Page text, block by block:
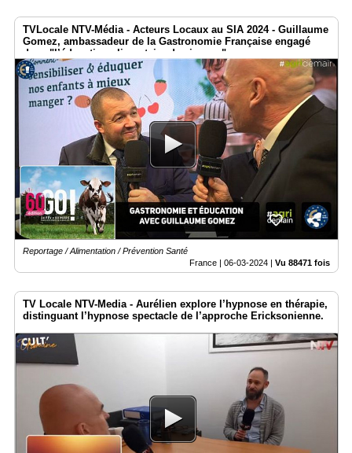
TVLocale NTV-Média - Acteurs Locaux au SIA 2024 - Guillaume
Gomez, ambassadeur de la Gastronomie Française engagé
dans "l’éducation alimentaire des jeunes"
Reportage / Alimentation / Prévention Santé
France | 06-03-2024 | Vu 88471 fois
TV Locale NTV-Media - Aurélien explore l’hypnose en thérapie,
distinguant l’hypnose spectacle de l’approche Ericksonienne.